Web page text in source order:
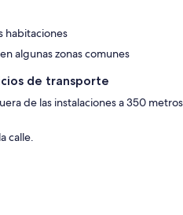
habitaciones
algunas zonas comunes
de transporte
de las instalaciones a 350 metros
calle.